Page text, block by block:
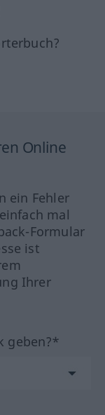
Online
ein Fehler
mal
Formular
ist
Ihrer
geben?*